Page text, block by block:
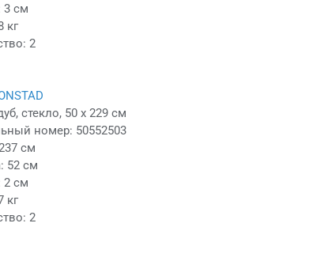
3 см
кг
2
стекло, 50 x 229 см
номер: 50552503
см
52 см
2 см
кг
2